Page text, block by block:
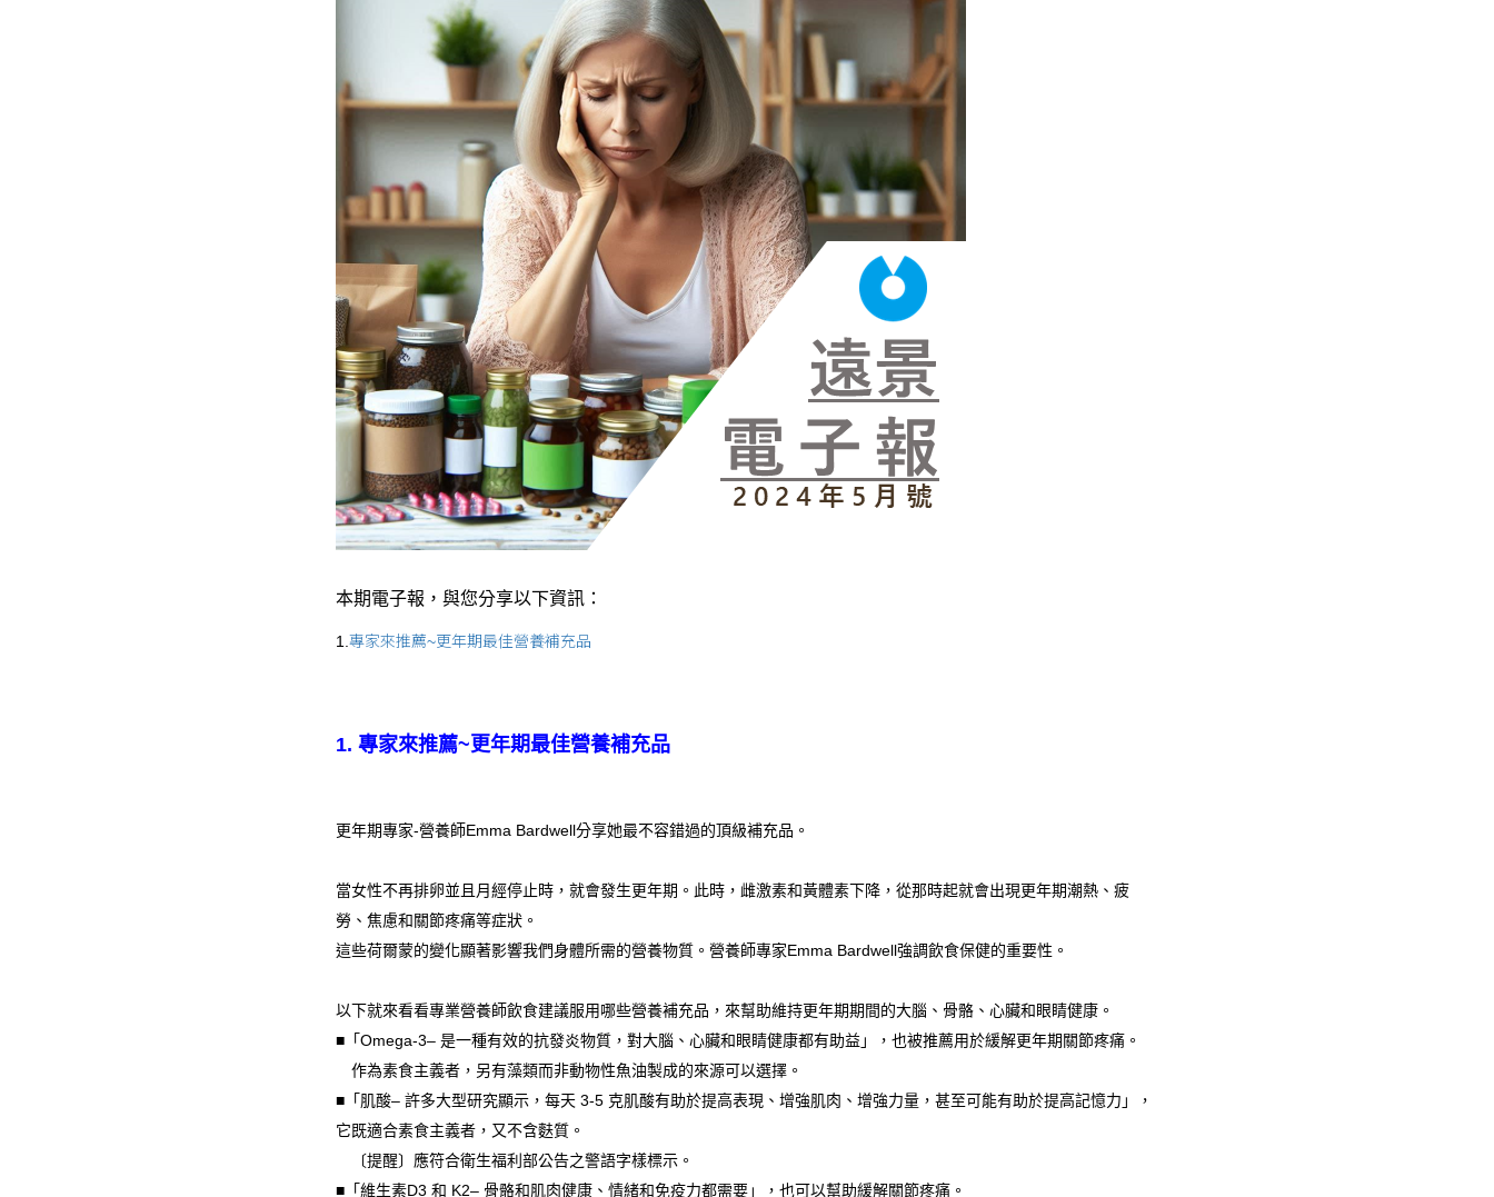
本期電子報，與您分享以下資訊：
1. 專家來推薦~更年期最佳營養補充品
1. 專家來推薦~更年期最佳營養補充品
更年期專家-營養師Emma Bardwell分享她最不容錯過的頂級補充品。
當女性不再排卵並且月經停止時，就會發生更年期。此時，雌激素和黃體素下降，從那時起就會出現更年期潮熱、疲
勞、焦慮和關節疼痛等症狀。
這些荷爾蒙的變化顯著影響我們身體所需的營養物質。營養師專家Emma Bardwell強調飲食保健的重要性。
以下就來看看專業營養師飲食建議服用哪些營養補充品，來幫助維持更年期期間的大腦、骨骼、心臟和眼睛健康。
■「Omega-3– 是一種有效的抗發炎物質，對大腦、心臟和眼睛健康都有助益」，也被推薦用於緩解更年期關節疼痛。
作為素食主義者，另有藻類而非動物性魚油製成的來源可以選擇。
■「肌酸– 許多大型研究顯示，每天 3-5 克肌酸有助於提高表現、增強肌肉、增強力量，甚至可能有助於提高記憶力」，
它既適合素食主義者，又不含麩質。
〔提醒〕應符合衛生福利部公告之警語字樣標示。
■「維生素D3 和 K2– 骨骼和肌肉健康、情緒和免疫力都需要」，也可以幫助緩解關節疼痛。